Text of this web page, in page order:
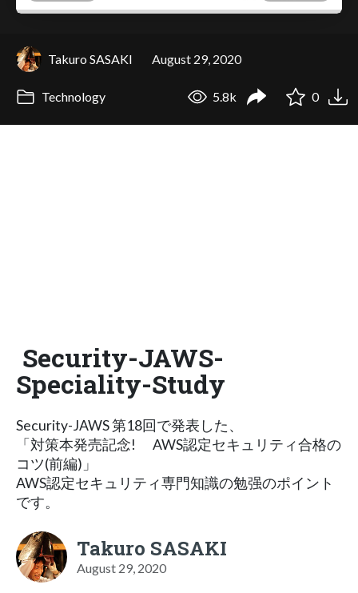
Takuro SASAKI August 29, 2020
Technology 5.8k 0
Security-JAWS-
Speciality-Study
Security-JAWS 第18回で発表した、
「対策本発売記念! AWS認定セキュリティ合格の
コツ(前編)」
AWS認定セキュリティ専門知識の勉强のポイント
です。
Takuro SASAKI
August 29, 2020